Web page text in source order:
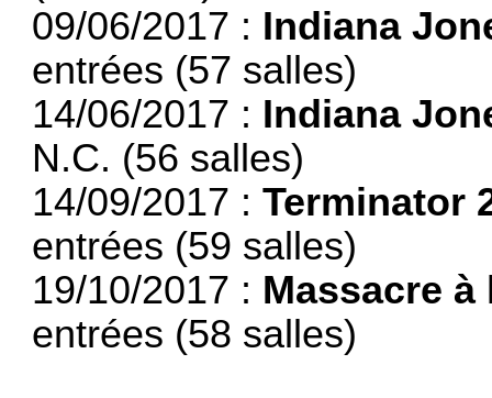
09/06/2017 : Indiana
entrées (57 salles)
14/06/2017 : Indiana
N.C. (56 salles)
14/09/2017 :Terminator
entrées (59 salles)
19/10/2017 : Massacre
entrées (58 salles)